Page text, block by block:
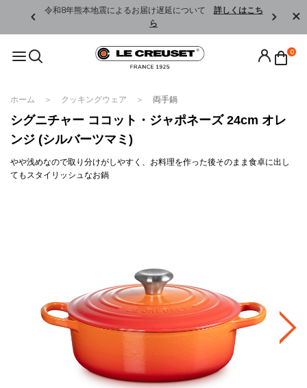
令和8年熊本地震によるお届け遅延について 詳しくはこち
ら
0
ホーム クッキングウェア 両手鍋
シグニチャー ココット・ジャポネーズ 24cm オレ
ンジ (シルバーツマミ)
やや浅めなので取り分けがしやすく、お料理を作った後そのまま食卓に出し
てもスタイリッシュなお鍋